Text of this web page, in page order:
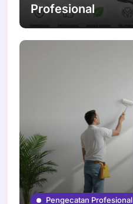
Profesional
Pengecatan Profesional